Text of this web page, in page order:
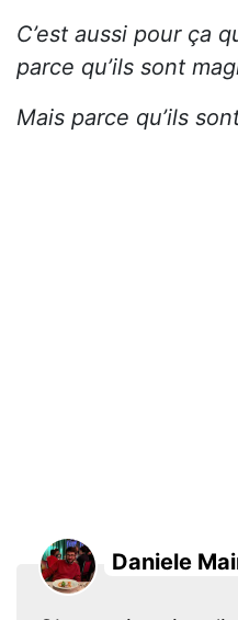
C’est aussi pour ça
parce qu’ils sont
Mais parce qu’ils
Daniele